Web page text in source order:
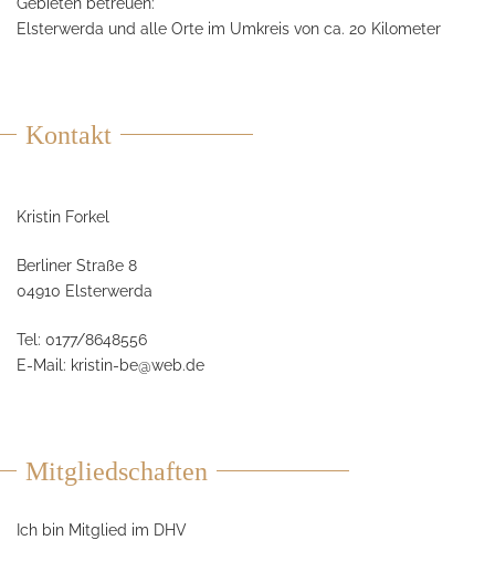
Elsterwerda und alle Orte im Umkreis von ca. 20 Kilometer
Kontakt
Kristin Forkel
Berliner Straße 8
04910 Elsterwerda
Tel: 0177/8648556
E-Mail: kristin-be@web.de
Mitgliedschaften
Ich bin Mitglied im DHV